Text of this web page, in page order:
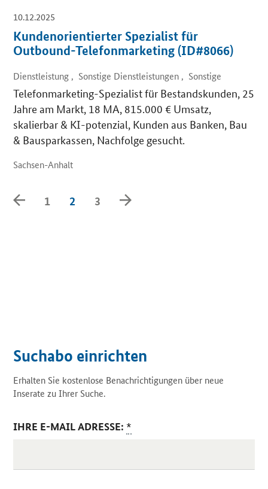
10.12.2025
Kundenorientierter Spezialist für
Outbound-Telefonmarketing (ID#8066)
Dienstleistung , Sonstige Dienstleistungen , Sonstige
Telefonmarketing-Spezialist für Bestandskunden, 25
Jahre am Markt, 18 MA, 815.000 € Umsatz,
skalierbar & KI-potenzial, Kunden aus Banken, Bau
& Bausparkassen, Nachfolge gesucht.
Sachsen-Anhalt
Zurück
1 2 3 Weiter
Suchabo einrichten
Erhalten Sie kostenlose Benachrichtigungen über neue
Inserate zu Ihrer Suche.
IHRE E-MAIL ADRESSE: *